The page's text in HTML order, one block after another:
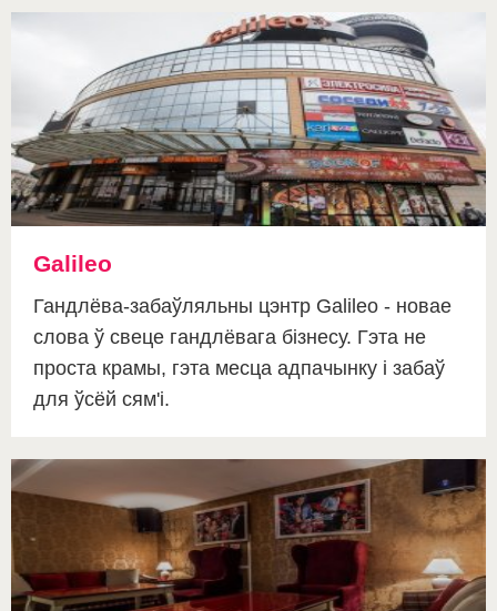
Galileo
Гандлёва-забаўляльны цэнтр Galileo - новае
слова ў свеце гандлёвага бізнесу. Гэта не
проста крамы, гэта месца адпачынку і забаў
для ўсёй сям'і.